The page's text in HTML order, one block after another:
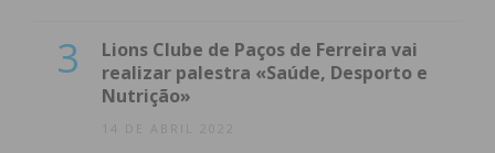
3
Lions Clube de Paços de Ferreira vai
realizar palestra «Saúde, Desporto e
Nutrição»
14 DE ABRIL 2022